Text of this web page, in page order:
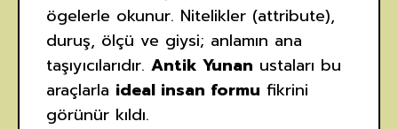
ögelerle okunur. Nitelikler (attribute),
duruş, ölçü ve giysi; anlamın ana
taşıyıcılarıdır. Antik Yunan ustaları bu
araçlarla ideal insan formu fikrini
görünür kıldı.